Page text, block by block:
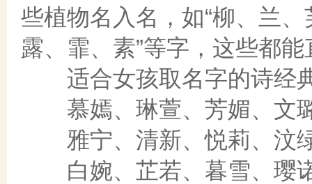
些植物名入名，如“柳、兰
露、霏、素”等字，这些都
适合女孩取名字的诗经
慕嫣、琳萱、芳媚、文
雅宁、清新、悦莉、汶
白婉、芷若、暮雪、璎